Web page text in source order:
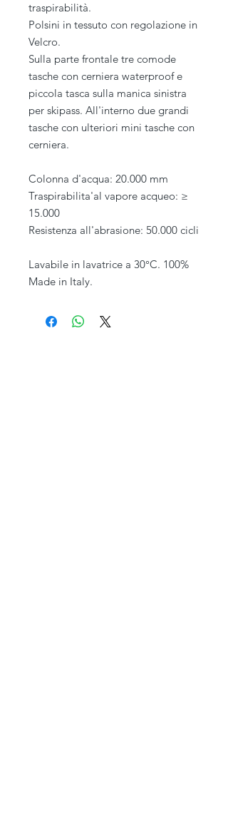
traspirabilità.
Polsini in tessuto con regolazione in
Velcro.
Sulla parte frontale tre comode
tasche con cerniera waterproof e
piccola tasca sulla manica sinistra
per skipass. All'interno due grandi
tasche con ulteriori mini tasche con
cerniera.
Colonna d'acqua: 20.000 mm
Traspirabilita'al vapore acqueo: ≥
15.000
Resistenza all'abrasione: 50.000 cicli
Lavabile in lavatrice a 30°C. 100%
Made in Italy.